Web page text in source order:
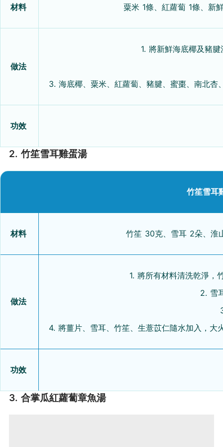
材料 粟米 1條、紅蘿蔔 1條、新
做法
1. 將新鮮海底椰及豬
3. 海底椰、粟米、紅蘿蔔、豬腱、蜜棗、南北杏
功效
2. 竹笙雪耳雞蛋湯
竹笙雪耳
材料 竹笙 30克、雪耳 2朵、淮
做法
1. 將所有材料清洗乾淨，
2. 雪
4. 將薑片、雪耳、竹笙、生薏苡仁隨水加入，大
功效
3. 合掌瓜紅蘿蔔章魚湯